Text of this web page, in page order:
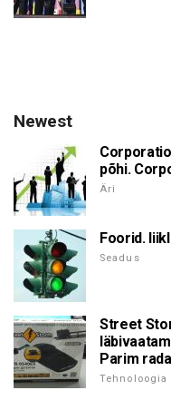
Newest
põhi.
Äri
Foorid.
Seadus
Street
Parim
Tehnoloogia